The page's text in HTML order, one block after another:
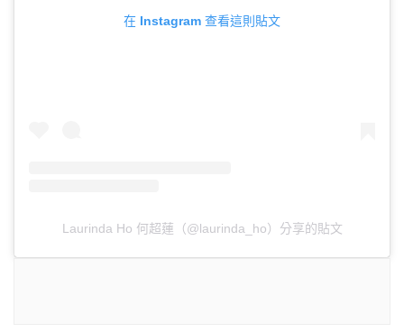
在 Instagram 查看這則貼文
Laurinda Ho 何超蓮（@laurinda_ho）分享的貼文